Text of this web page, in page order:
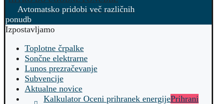
Avtomatsko pridobi več različnih
ponudb
Izpostavljamo
Toplotne črpalke
Sončne elektrarne
Lunos prezračevanje
Subvencije
Aktualne novice
Kalkulator Oceni prihranek energijePrihrani